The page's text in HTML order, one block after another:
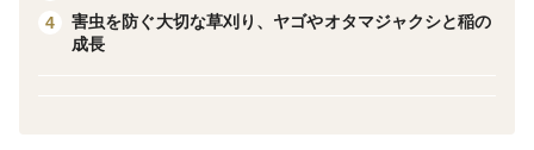
4
害虫を防ぐ大切な草刈り、ヤゴやオタマジャクシと稲の
成長